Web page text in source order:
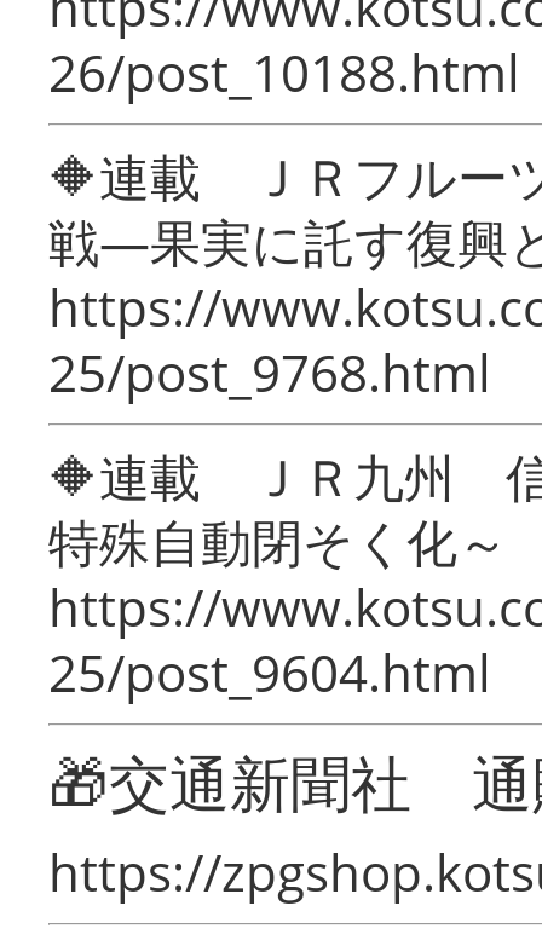
26/post_10188.html
🔶連載 ＪＲフルー
戦―果実に託す復興
https://
25/post_9768.html
🔶連載 ＪＲ九州 信
特殊自動閉そく化～
https://
25/post_9604.html
🎁交通新聞社
https://